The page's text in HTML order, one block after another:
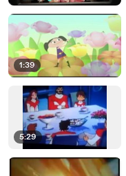
1:39
5:29